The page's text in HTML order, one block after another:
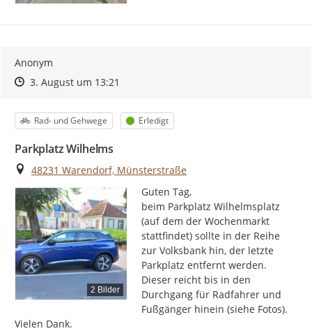
Anonym
Zeitpunkt des Erstellens
Zeitpunkt des Erstellens
3. August um 13:21
Kategorie
Rad- und Gehwege Status
Erledigt
Parkplatz Wilhelms
Ort
48231 Warendorf, Münsterstraße
2 Bilder
Guten Tag,
beim Parkplatz Wilhelmsplatz
(auf dem der Wochenmarkt
stattfindet) sollte in der Reihe
zur Volksbank hin, der letzte
Parkplatz entfernt werden.
Dieser reicht bis in den
Durchgang für Radfahrer und
Fußgänger hinein (siehe Fotos).
Vielen Dank.